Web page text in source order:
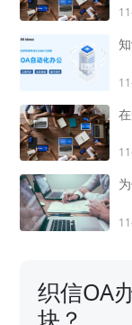
织信OA
块？